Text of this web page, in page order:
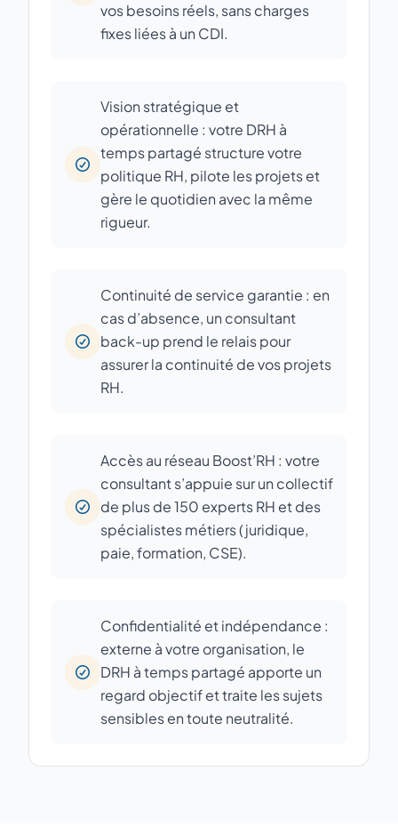
vos besoins réels, sans charges
fixes liées à un CDI.
Vision stratégique et
opérationnelle : votre DRH à
temps partagé structure votre
politique RH, pilote les projets et
gère le quotidien avec la même
rigueur.
Continuité de service garantie : en
cas d’absence, un consultant
back-up prend le relais pour
assurer la continuité de vos projets
RH.
Accès au réseau Boost’RH : votre
consultant s’appuie sur un collectif
de plus de 150 experts RH et des
spécialistes métiers (juridique,
paie, formation, CSE).
Confidentialité et indépendance :
externe à votre organisation, le
DRH à temps partagé apporte un
regard objectif et traite les sujets
sensibles en toute neutralité.